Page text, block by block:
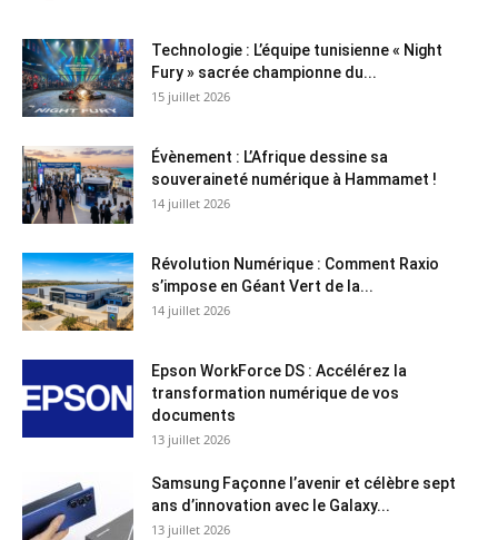
Technologie : L’équipe tunisienne « Night
Fury » sacrée championne du...
15 juillet 2026
Évènement : L’Afrique dessine sa
souveraineté numérique à Hammamet !
14 juillet 2026
Révolution Numérique : Comment Raxio
s’impose en Géant Vert de la...
14 juillet 2026
Epson WorkForce DS : Accélérez la
transformation numérique de vos
documents
13 juillet 2026
Samsung Façonne l’avenir et célèbre sept
ans d’innovation avec le Galaxy...
13 juillet 2026